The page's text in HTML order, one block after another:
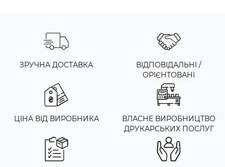
ЗРУЧНА ДОСТАВКА
ВІДПОВІДАЛЬНІ /
ОРІЄНТОВАНІ
ЦІНА ВІД ВИРОБНИКА
ВЛАСНЕ ВИРОБНИЦТВО
ДРУКАРСЬКИХ ПОСЛУГ